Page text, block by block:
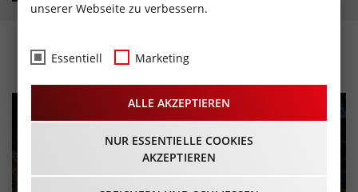
Die fetzigen Hexen
unserer Webseite zu verbessern.
Essentiell Marketing
ALLE AKZEPTIEREN
NUR ESSENTIELLE COOKIES
AKZEPTIEREN